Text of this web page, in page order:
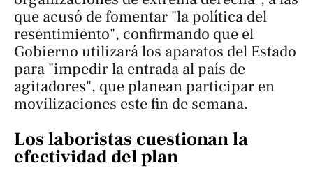
que acusó de fomentar "la política del
resentimiento", confirmando que el
Gobierno utilizará los aparatos del Estado
para "impedir la entrada al país de
agitadores", que planean participar en
movilizaciones este fin de semana.
Los laboristas cuestionan la
efectividad del plan